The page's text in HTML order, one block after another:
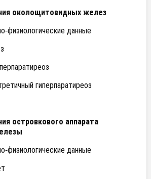
околощитовидных желез
физиологические данные
гиперпаратиреоз
островкового аппарата
физиологические данные